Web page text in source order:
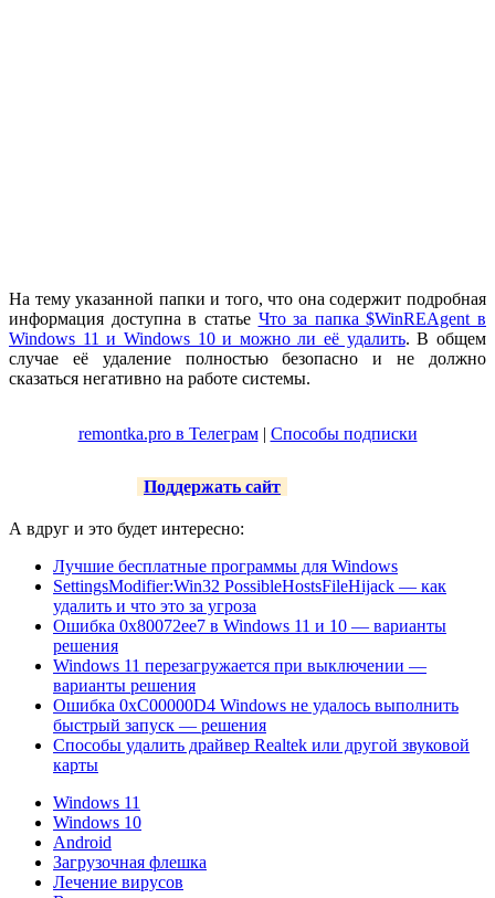
На тему указанной папки и того, что она содержит подробная
информация доступна в статье Что за папка $WinREAgent в
Windows 11 и Windows 10 и можно ли её удалить. В общем
случае её удаление полностью безопасно и не должно
сказаться негативно на работе системы.
remontka.pro в Телеграм| Способы подписки
Поддержать сайт
А вдруг и это будет интересно:
Лучшие бесплатные программы для Windows
SettingsModifier:Win32 PossibleHostsFileHijack — как
удалить и что это за угроза
Ошибка 0x80072ee7 в Windows 11 и 10 — варианты
решения
Windows 11 перезагружается при выключении —
варианты решения
Ошибка 0xC00000D4 Windows не удалось выполнить
быстрый запуск — решения
Способы удалить драйвер Realtek или другой звуковой
карты
Windows 11
Windows 10
Android
Загрузочная флешка
Лечение вирусов